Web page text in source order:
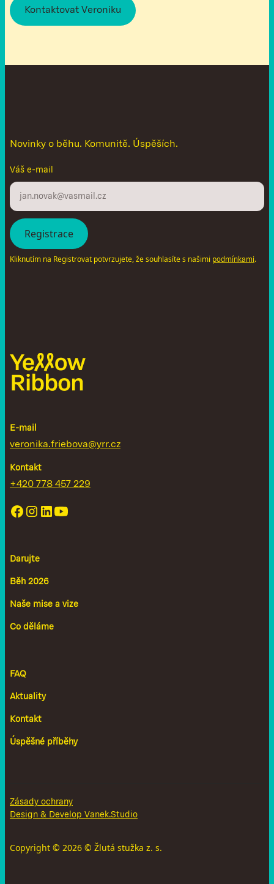
Kontaktovat Veroniku
Nenechte si utéct n
Novinky o běhu. Komunitě. Úspěších.
Váš e-mail
Kliknutím na Registrovat potvrzujete, že souhlasíte s našimi podmínkami.
E-mail
veronika.friebova@yrr.cz
Kontakt
+420 778 457 229
Darujte
Běh 2026
Naše mise a vize
Co děláme
FAQ
Aktuality
Kontakt
Úspěšné příběhy
Copyright © 2026 © Žlutá stužka z. s.
Zásady ochrany
Design & Develop Vanek.Studio